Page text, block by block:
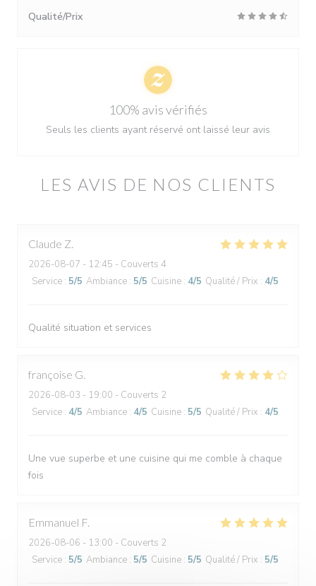
LES AVIS DE NOS CLIENTS
Claude Z
2026-08-07 - 12:45 - Couverts 4
Service : 5/5 Ambiance : 5/5 Cuisine : 4/5 Qualité / Prix : 4/5
Qualité situation et services
françoise G
2026-08-03 - 19:00 - Couverts 2
Service : 4/5 Ambiance : 4/5 Cuisine : 5/5 Qualité / Prix : 4/5
Une vue superbe et une cuisine qui me comble à chaque
fois
Emmanuel F
2026-08-06 - 13:00 - Couverts 2
Service : 5/5 Ambiance : 5/5 Cuisine : 5/5 Qualité / Prix : 5/5
Qualité/Prix
100% avis vérifiés
Seuls les clients ayant réservé ont laissé leur avis